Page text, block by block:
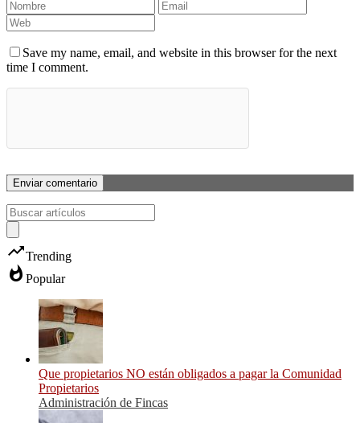
Save my name, email, and website in this browser for the next
time I comment.
trending_upTrending
whatshot Popular
Que propietarios NO están obligados a pagar la Comunidad
Propietarios
Administración de Fincas